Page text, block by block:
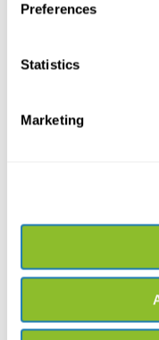
Preferences
Statistics
Marketing
Bitte kontaktieren
sales@veldshop.nl